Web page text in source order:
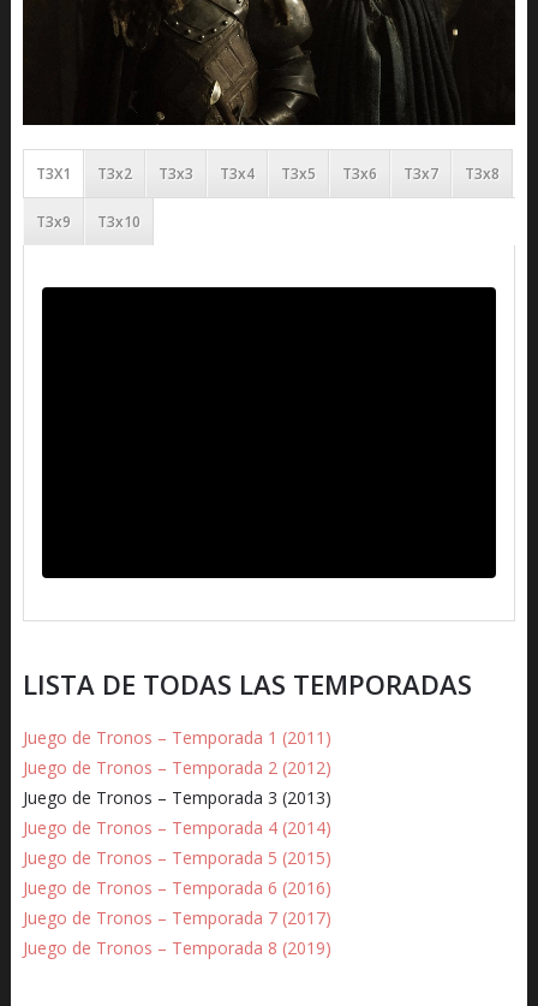
T3X1 T3x2 T3x3 T3x4 T3x5 T3x6 T3x7 T3x8
T3x9 T3x10
LISTA DE TODAS LAS TEMPORADAS
Juego de Tronos – Temporada 1 (2011)
Juego de Tronos – Temporada 2 (2012)
Juego de Tronos – Temporada 3 (2013)
Juego de Tronos – Temporada 4 (2014)
Juego de Tronos – Temporada 5 (2015)
Juego de Tronos – Temporada 6 (2016)
Juego de Tronos – Temporada 7 (2017)
Juego de Tronos – Temporada 8 (2019)